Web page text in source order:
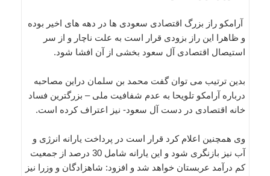
آرامکو راز بزرگ اقتصادی سعودی ها در دهه های اخیر بوده
و ظاهرا این راز بزودی قرار است به علت ناچار و از سر
استیصال اقتصادی آل سعود بخشی از آن افشا شود.
بدین ترتیب می توان گفت محمد بن سلمان دراین مصاحبه
درباره آرامکو تلویحا به عدم شفافیت ملی – بزرگترین فساد
خانه اقتصادی در دست آل سعود- نیز اعتراف کرده است.
وی همچنین اعلام کرد قرار است در پرداخت یارانه انرژی و
آب نیز بازنگری شود و این یارانه شامل 30 درصد از جمعیت
کم درآمد عربستان خواهد شد و افزود: شاهزادگان و وزرا نیز